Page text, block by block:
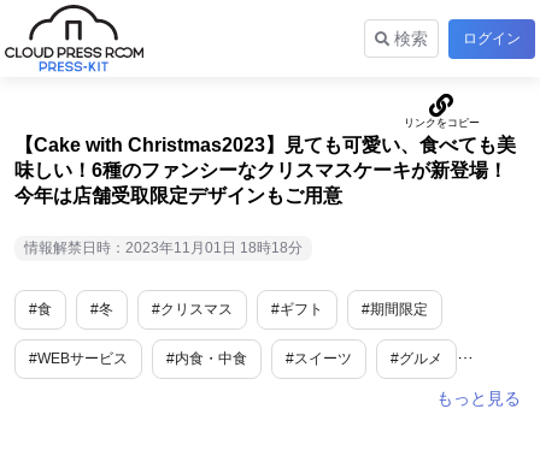
検索 ログイン
【Cake with Christmas2023】見ても可愛い、食べても美
味しい！6種のファンシーなクリスマスケーキが新登場！
今年は店舗受取限定デザインもご用意
情報解禁日時：2023年11月01日 18時18分
#食 #冬 #クリスマス #ギフト #期間限定
#WEBサービス #内食・中食 #スイーツ #グルメ